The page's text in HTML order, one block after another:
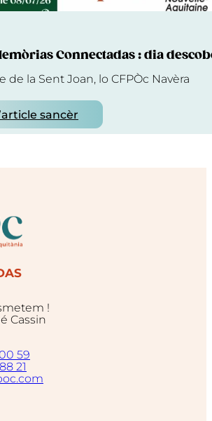
Connectadas : dia
de la Sent Joan, lo CFPÒc Navèra
sancèr
!
Cassin
59
21